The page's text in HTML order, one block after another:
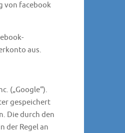
von facebook
aus.
(„Google“).
gespeichert
Die durch den
der Regel an